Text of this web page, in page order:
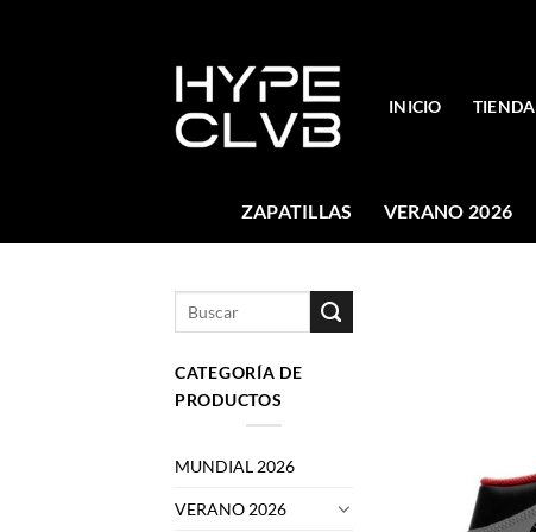
INICIO TIENDA
ZAPATILLAS VERANO 2026
CATEGORÍA DE
PRODUCTOS
MUNDIAL 2026
VERANO 2026